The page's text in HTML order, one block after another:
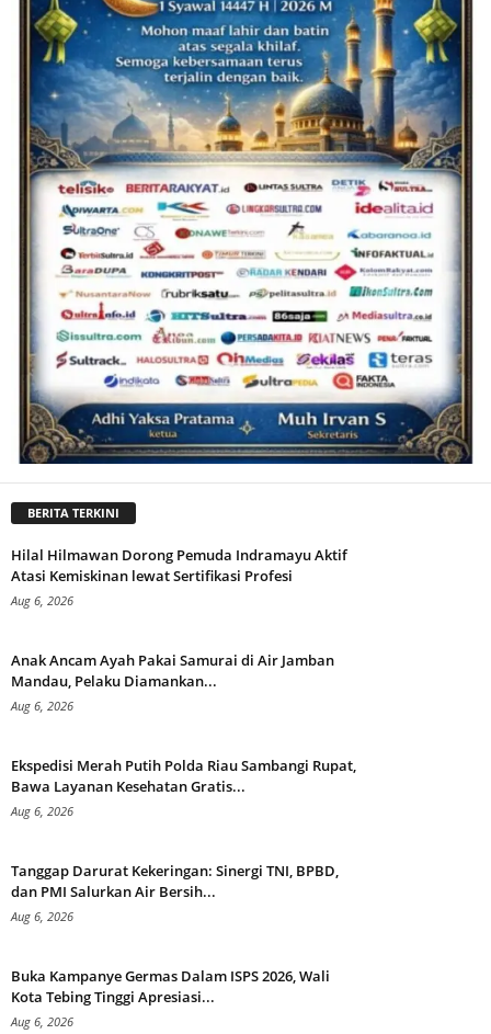
BERITA TERKINI
Hilal Hilmawan Dorong Pemuda Indramayu Aktif
Atasi Kemiskinan lewat Sertifikasi Profesi
Aug 6, 2026
Anak Ancam Ayah Pakai Samurai di Air Jamban
Mandau, Pelaku Diamankan...
Aug 6, 2026
Ekspedisi Merah Putih Polda Riau Sambangi Rupat,
Bawa Layanan Kesehatan Gratis...
Aug 6, 2026
Tanggap Darurat Kekeringan: Sinergi TNI, BPBD,
dan PMI Salurkan Air Bersih...
Aug 6, 2026
Buka Kampanye Germas Dalam ISPS 2026, Wali
Kota Tebing Tinggi Apresiasi...
Aug 6, 2026